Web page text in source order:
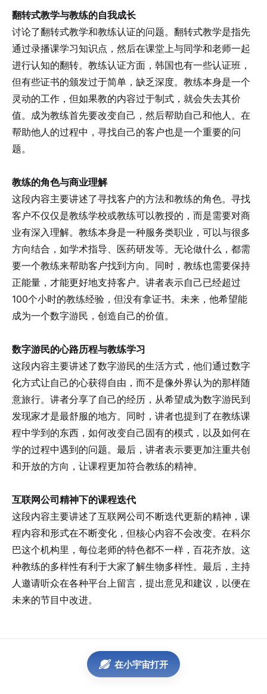
翻转式教学与教练的自我成长
讨论了翻转式教学和教练认证的问题。翻转式教学是指先
通过录播课学习知识点，然后在课堂上与同学和老师一起
进行认知的翻转。教练认证方面，韩国也有一些认证班，
但有些证书的颁发过于简单，缺乏深度。教练本身是一个
灵动的工作，但如果教的内容过于制式，就会失去其价
值。成为教练首先要改变自己，然后帮助自己和他人。在
帮助他人的过程中，寻找自己的客户也是一个重要的问
题。
教练的角色与商业理解
这段内容主要讲述了寻找客户的方法和教练的角色。寻找
客户不仅仅是教练学校或教练可以教授的，而是需要对商
业有深入理解。教练本身是一种服务类职业，可以与很多
方向结合，如学术指导、医药研发等。无论做什么，都需
要一个教练来帮助客户找到方向。同时，教练也需要保持
正能量，才能更好地支持客户。讲者表示自己已经超过
100个小时的教练经验，但没有拿证书。未来，他希望能
成为一个数字游民，创造自己的价值。
数字游民的心路历程与教练学习
这段内容主要讲述了数字游民的生活方式，他们通过数字
化方式让自己的心获得自由，而不是像外界认为的那样随
意旅行。讲者分享了自己的经历，从希望成为数字游民到
发现家才是最舒服的地方。同时，讲者也提到了在教练课
程中学到的东西，如何改变自己固有的模式，以及如何在
学的过程中遇到的问题。最后，讲者表示要更加注重共创
和开放的方向，让课程更加符合教练的精神。
互联网公司精神下的课程迭代
这段内容主要讲述了互联网公司不断迭代更新的精神，课
程内容和形式在不断变化，但核心内容不会改变。在科尔
巴这个机构里，每位老师的特色都不一样，百花齐放。这
种教练的多样性有利于大家了解生物多样性。最后，主持
人邀请听众在各种平台上留言，提出意见和建议，以便在
未来的节目中改进。
在小宇宙打开